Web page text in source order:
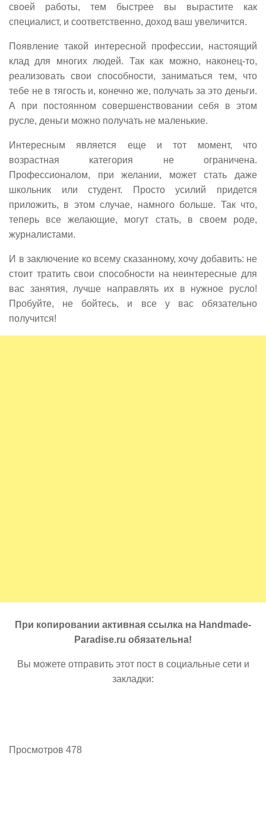
своей работы, тем быстрее вы вырастите как
специалист, и соответственно, доход ваш увеличится.
Появление такой интересной профессии, настоящий
клад для многих людей. Так как можно, наконец-то,
реализовать свои способности, заниматься тем, что
тебе не в тягость и, конечно же, получать за это деньги.
А при постоянном совершенствовании себя в этом
русле, деньги можно получать не маленькие.
Интересным является еще и тот момент, что
возрастная категория не ограничена.
Профессионалом, при желании, может стать даже
школьник или студент. Просто усилий придется
приложить, в этом случае, намного больше. Так что,
теперь все желающие, могут стать, в своем роде,
журналистами.
И в заключение ко всему сказанному, хочу добавить: не
стоит тратить свои способности на неинтересные для
вас занятия, лучше направлять их в нужное русло!
Пробуйте, не бойтесь, и все у вас обязательно
получится!
При копировании активная ссылка на Handmade-
Paradise.ru обязательна!
Вы можете отправить этот пост в социальные сети и
закладки:
Просмотров 478